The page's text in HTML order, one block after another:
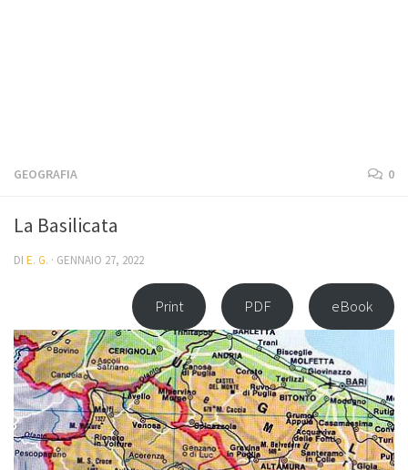
GEOGRAFIA 0
La Basilicata
DI E. G. · GENNAIO 27, 2022
Print PDF eBook